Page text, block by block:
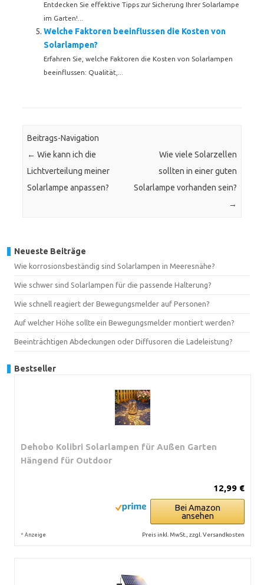
Entdecken Sie effektive Tipps zur Sicherung Ihrer Solarlampe
im Garten!...
Welche Faktoren beeinflussen die Kosten von
Solarlampen?
Erfahren Sie, welche Faktoren die Kosten von Solarlampen
beeinflussen: Qualität,...
Beitrags-Navigation
← Wie kann ich die
Lichtverteilung meiner
Solarlampe anpassen?
Wie viele Solarzellen
sollten in einer guten
Solarlampe vorhanden sein?
→
Neueste Beiträge
Wie korrosionsbeständig sind Solarlampen in Meeresnähe?
Wie schwer sind Solarlampen für die passende Halterung?
Wie schnell reagiert der Bewegungsmelder auf Personen?
Auf welcher Höhe sollte ein Bewegungsmelder montiert werden?
Beeinträchtigen Abdeckungen oder Diffusoren die Ladeleistung?
Bestseller
Dehobo Kolibri Solarlampen für Außen Garten
Hängend für Outdoor
12,99 €
Bei Amazon
ansehen
* Anzeige Preis inkl. MwSt., zzgl. Versandkosten